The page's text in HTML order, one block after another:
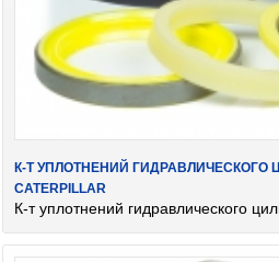
К-Т УПЛОТНЕНИЙ ГИДРАВЛИЧЕСКОГО
CATERPILLAR
К-т уплотнений гидравлического